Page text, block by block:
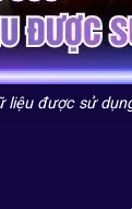
liệu được sử